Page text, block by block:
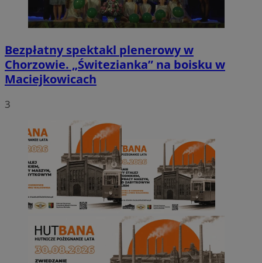
Bezpłatny spektakl plenerowy w
Chorzowie. „Świtezianka” na boisku w
Maciejkowicach
3